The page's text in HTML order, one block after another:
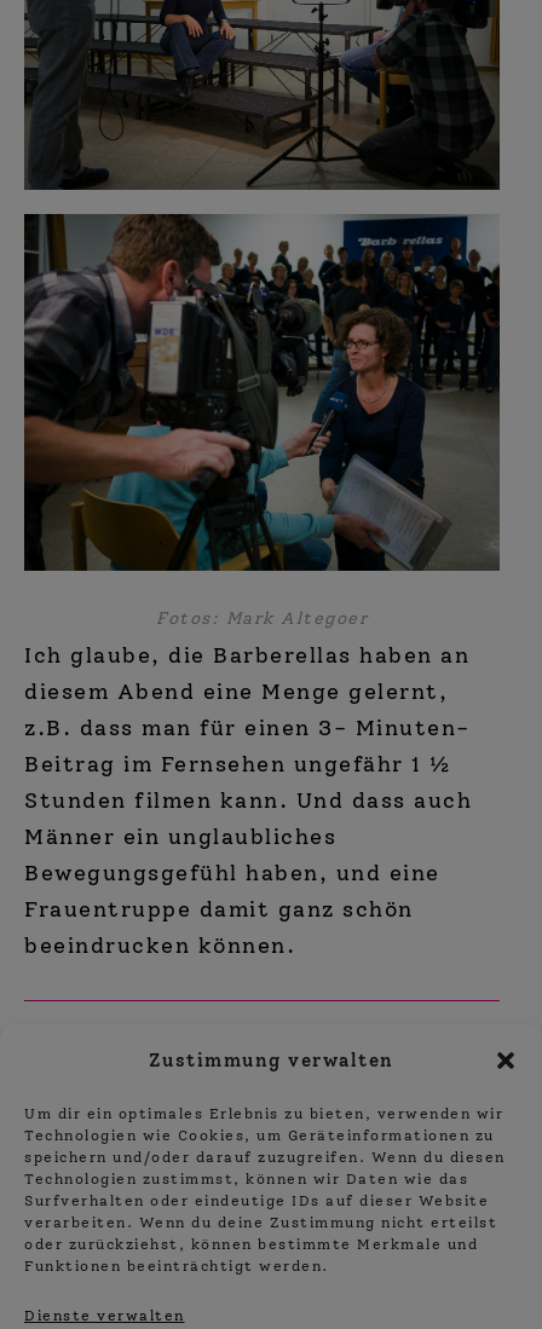
Zustimmung verwalten
Um dir ein optimales Erlebnis zu bieten, verwenden wir
Technologien wie Cookies, um Geräteinformationen zu
speichern und/oder darauf zuzugreifen. Wenn du diesen
Technologien zustimmst, können wir Daten wie das
Surfverhalten oder eindeutige IDs auf dieser Website
verarbeiten. Wenn du deine Zustimmung nicht erteilst
oder zurückziehst, können bestimmte Merkmale und
Funktionen beeinträchtigt werden.
Dienste verwalten
Fotos: Mark Altegoer
Ich glaube, die Barberellas haben an
diesem Abend eine Menge gelernt,
z.B. dass man für einen 3- Minuten-
Beitrag im Fernsehen ungefähr 1 ½
Stunden filmen kann. Und dass auch
Männer ein unglaubliches
Bewegungsgefühl haben, und eine
Frauentruppe damit ganz schön
beeindrucken können.
Vorheriger Beitrag
Nächster Beitrag
We wish you a merry Christmas…